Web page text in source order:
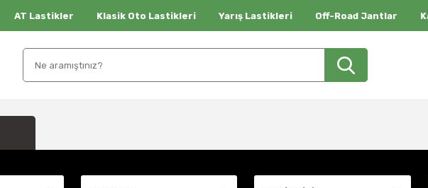
AT Lastikler Klasik Oto Lastikleri Yarış Lastikleri Off-Road Jantlar